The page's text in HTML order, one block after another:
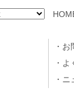
お
よ
ニ